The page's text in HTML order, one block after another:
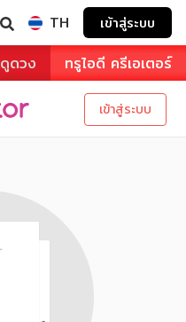
TH เข้าสู่ระบบ
ดูดวง ทรูไอดี ครีเอเตอร์
เข้าสู่ระบบ